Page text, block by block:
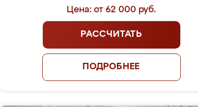
Цена: от 62 000 руб.
РАССЧИТАТЬ
ПОДРОБНЕЕ